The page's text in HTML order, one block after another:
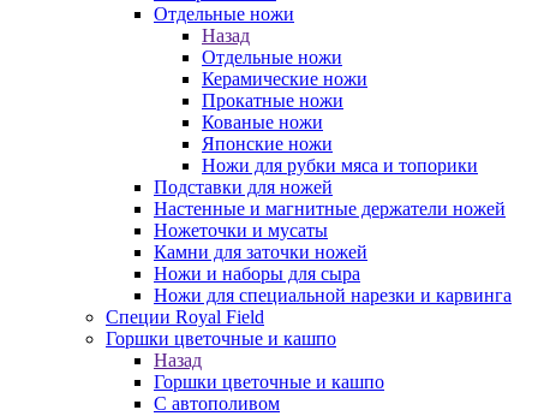
Отдельные ножи
Назад
Отдельные ножи
Керамические ножи
Прокатные ножи
Кованые ножи
Японские ножи
Ножи для рубки мяса и топорики
Подставки для ножей
Настенные и магнитные держатели ножей
Ножеточки и мусаты
Камни для заточки ножей
Ножи и наборы для сыра
Ножи для специальной нарезки и карвинга
Специи Royal Field
Горшки цветочные и кашпо
Назад
Горшки цветочные и кашпо
С автополивом